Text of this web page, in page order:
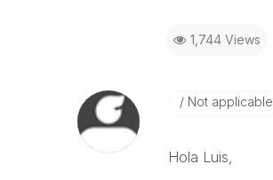
1,744 Views
Not applicable
Hola Luis,